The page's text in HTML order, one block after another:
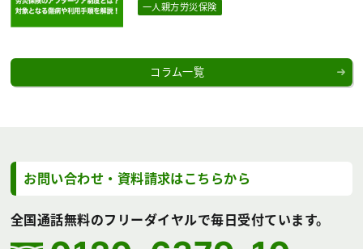
一人親方労災保険
コラム一覧
お問い合わせ・資料請求はこちらから
全国通話無料のフリーダイヤルで毎日受付ています。